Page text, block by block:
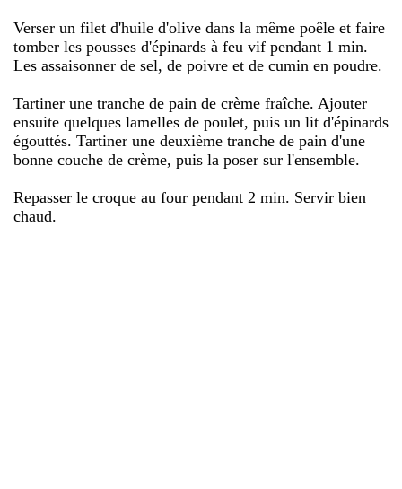
Verser un filet d'huile d'olive dans la même poêle et faire
tomber les pousses d'épinards à feu vif pendant 1 min.
Les assaisonner de sel, de poivre et de cumin en poudre.
Tartiner une tranche de pain de crème fraîche. Ajouter
ensuite quelques lamelles de poulet, puis un lit d'épinards
égouttés. Tartiner une deuxième tranche de pain d'une
bonne couche de crème, puis la poser sur l'ensemble.
Repasser le croque au four pendant 2 min. Servir bien
chaud.